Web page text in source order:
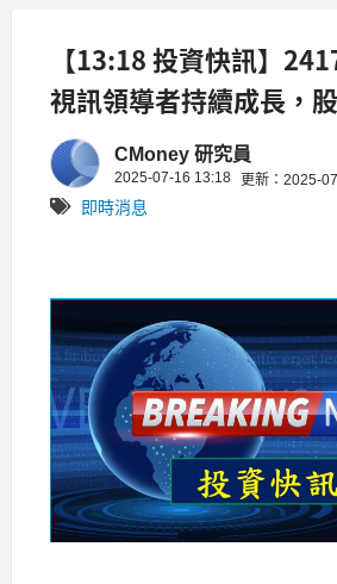
【13:18 投資快訊】
視訊領導者持續成長，
5.11%回升至38.05元
CMoney 研究員
2025-07-16 13:18 更新：2025-
即時消息